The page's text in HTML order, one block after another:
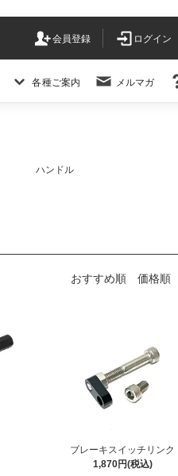
会員登録 ログイン
各種ご案内 メルマガ
ハンドル
おすすめ順 価格順
ブレーキスイッチリンク
1,870円(税込)